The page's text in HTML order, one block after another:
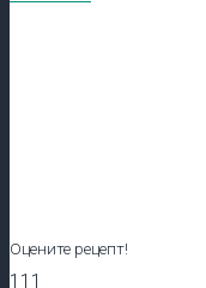
Оцените рецепт!
111